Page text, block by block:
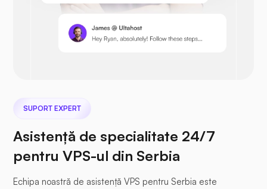
Seafile
SUPORT EXPERT
Asistență de specialitate 24/7
pentru VPS-ul din Serbia
Echipa noastră de asistență VPS pentru Serbia este